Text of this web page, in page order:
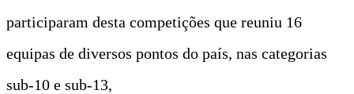
participaram desta competições que reuniu 16
equipas de diversos pontos do país, nas categorias
sub-10 e sub-13,